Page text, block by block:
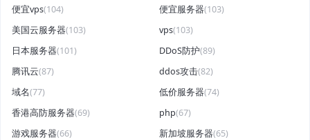
便宜vps(104) 便宜服务器(103)
美国云服务器(103) vps(103)
日本服务器(101) DDoS防护(89)
腾讯云(87) ddos攻击(82)
域名(77) 低价服务器(74)
香港高防服务器(69) php(67)
游戏服务器(66) 新加坡服务器(65)